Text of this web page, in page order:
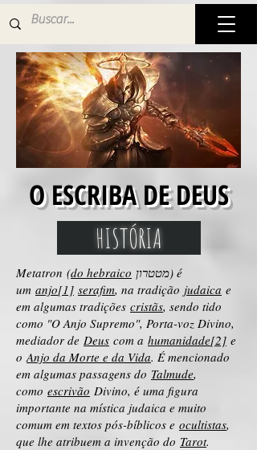
O ESCRIBA DE DEUS
HISTÓRIA
Metatron (do hebraico
um anjo[1] serafim, na tradição judaica e
em algumas tradições cristãs, sendo tido
como "O Anjo Supremo", Porta-voz Divino,
mediador de Deus com a humanidade[2] e
oAnjo da Morte e da Vida. É mencionado
em algumas passagens do Talmude,
como escrivão Divino, é uma figura
importante na mística judaica e muito
comum em textos pós-bíblicos e ocultistas,
que lhe atribuem a invenção do Tarot.